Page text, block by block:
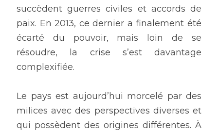
succèdent guerres civiles et accords de
paix. En 2013, ce dernier a finalement été
écarté du pouvoir, mais loin de se
résoudre, la crise s’est davantage
complexifiée.
Le pays est aujourd’hui morcelé par des
milices avec des perspectives diverses et
qui possèdent des origines différentes. À